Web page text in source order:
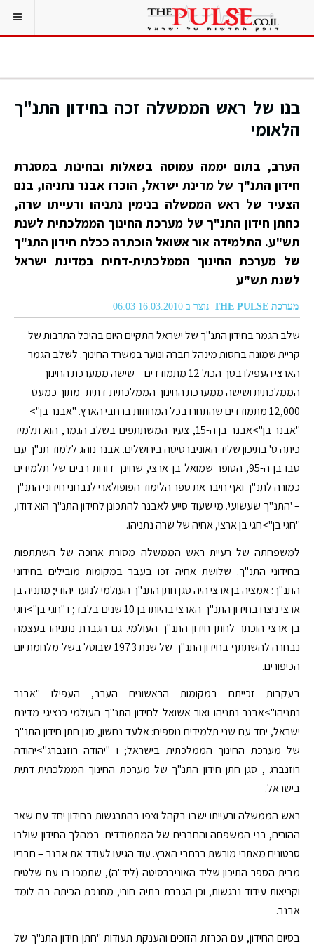
בנו של ראש הממשלה זכה בחידון התנ"ך
הלאומי
הערב, בתום יממה עמוסה בשאלות ובחינות במסגרת
חידון התנ"ך של מדינת ישראל, הוכרז אבנר נתניהו, בנם
הצעיר של ראש הממשלה בנימין נתניהו ורעייתו שרה,
כחתן חידון התנ"ך של מערכת החינוך הממלכתית לשנת
תש"ע. התלמידה אור אשואל הוכתרה ככלת חידון התנ"ך
של מערכת החינוך הממלכתית-דתית במדינת ישראל
לשנת תש"ע
מערכת THE PULSE נוצר ב 16.03.2010 06:03
שלב הגמר בחידון התנ"ך של ישראל התקיים היום בהיכל התרבות של
קריית שמונה בחסות מינהל חברה ונוער במשרד החינוך. לשלב הגמר
הארצי העפילו בסך הכול 12 מתמודדים – שישה ממערכת החינוך
הממלכתית ושישה ממערכת החינוך הממלכתית-דתית- מתוך כמעט
12,000 מתמודדים שהתחרו בכל המחוזות ברחבי הארץ. "אבנר בן">
"אבנר בן">אבנר בן ה-15, צעיר המשתתפים בשלב הגמר, הוא תלמיד
כיתה ט' בתיכון שליד האוניברסיטה בירושלים. אבנר נוהג ללמוד תנ"ך עם
סבו בן ה-95, הסופר שמואל בן ארצי, שחינך דורות רבים של תלמידים
כמורה לתנ"ך ואף חיבר את ספר הלימוד הפופולארי לנבחני חידוני התנ"ך
– 'התנ"ך שעשועי'. מי שעוד סייע לאבנר להתכונן לחידון התנ"ך הוא דודו,
"חגי בן">חגי בן ארצי, אחיה של שרה נתניהו.
למשפחתה של רעיית ראש הממשלה מסורת ארוכה של השתתפות
בחידוני התנ"ך. שלושת אחיה זכו בעבר במקומות מובילים בחידוני
התנ"ך: אמציה בן ארצי היה סגן חתן התנ"ך העולמי לנוער יהודי; מתניה בן
ארצי ניצח בחידון התנ"ך הארצי בהיותו בן 10 שנים בלבד; ו "חגי בן">חגי
בן ארצי הוכתר לחתן חידון התנ"ך העולמי. גם הגברת נתניהו בעצמה
נבחרה להשתתף בחידון התנ"ך של שנת 1973 שבוטל בשל מלחמת יום
הכיפורים.
בעקבות זכייתם במקומות הראשונים הערב, העפילו "אבנר
נתניהו">אבנר נתניהו ואור אשואל לחידון התנ"ך העולמי כנציגי מדינת
ישראל, יחד עם שני תלמידים נוספים: אלעד נחשון, סגן חתן חידון התנ"ך
של מערכת החינוך הממלכתית בישראל; ו "יהודה רוזנברג">יהודה
רוזנברג , סגן חתן חידון התנ"ך של מערכת החינוך הממלכתית-דתית
בישראל.
ראש הממשלה ורעייתו ישבו בקהל וצפו בהתרגשות בחידון יחד עם שאר
ההורים, בני המשפחה והחברים של המתמודדים. במהלך החידון שולבו
סרטונים מאתרי מורשת ברחבי הארץ. עוד הגיעו לעודד את אבנר – חבריו
מבית הספר התיכון שליד האוניברסיטה (ליד"ה), שתמכו בו עם שלטים
וקריאות עידוד נרגשות, וכן הגברת בתיה חורי, מחנכת הכיתה בה לומד
אבנר.
בסיום החידון, עם הכרזת הזוכים והענקת תעודות "חתן חידון התנ"ך של